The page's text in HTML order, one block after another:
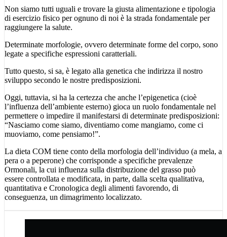
Non siamo tutti uguali e trovare la giusta alimentazione e tipologia
di esercizio fisico per ognuno di noi è la strada fondamentale per
raggiungere la salute.
Determinate morfologie, ovvero determinate forme del corpo, sono
legate a specifiche espressioni caratteriali.
Tutto questo, si sa, è legato alla genetica che indirizza il nostro
sviluppo secondo le nostre predisposizioni.
Oggi, tuttavia, si ha la certezza che anche l’epigenetica (cioè
l’influenza dell’ambiente esterno) gioca un ruolo fondamentale nel
permettere o impedire il manifestarsi di determinate predisposizioni:
“Nasciamo come siamo, diventiamo come mangiamo, come ci
muoviamo, come pensiamo!”.
La dieta COM tiene conto della morfologia dell’individuo (a mela, a
pera o a peperone) che corrisponde a specifiche prevalenze
Ormonali, la cui influenza sulla distribuzione del grasso può
essere controllata e modificata, in parte, dalla scelta qualitativa,
quantitativa e Cronologica degli alimenti favorendo, di
conseguenza, un dimagrimento localizzato.